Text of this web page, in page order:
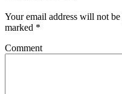
Your email address will not
marked *
Comment